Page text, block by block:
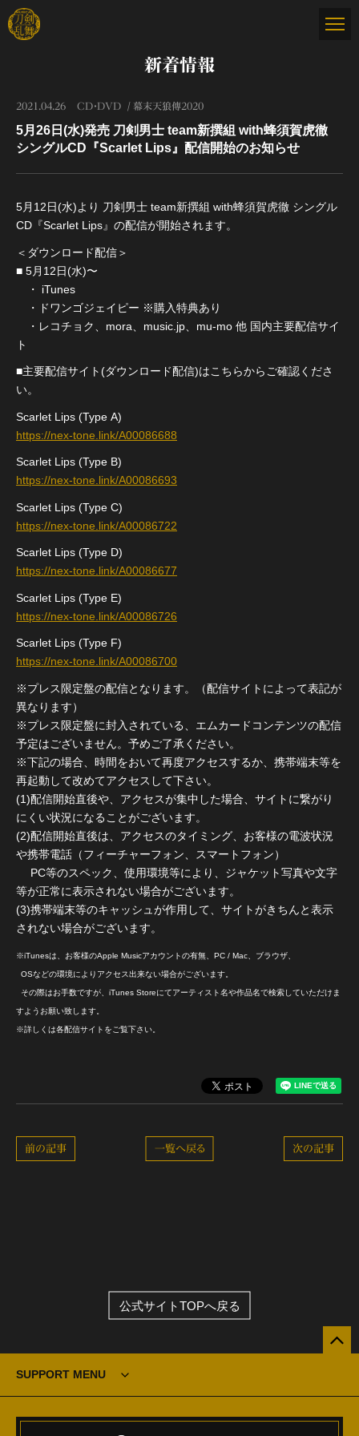
新着情報
2021.04.26 CD・DVD 幕末天狼傳2020
5月26日(水)発売 刀剣男士 team新撰組 with蜂須賀虎徹
シングルCD『Scarlet Lips』配信開始のお知らせ
5月12日(水)より 刀剣男士 team新撰組 with蜂須賀虎徹 シングル
CD『Scarlet Lips』の配信が開始されます。
＜ダウンロード配信＞
■ 5月12日(水)〜
・ iTunes
・ドワンゴジェイピー ※購入特典あり
・レコチョク、mora、music.jp、mu-mo 他 国内主要配信サイ
ト
■主要配信サイト(ダウンロード配信)はこちらからご確認くださ
い。
Scarlet Lips (Type A)
https://nex-tone.link/A00086688
Scarlet Lips (Type B)
https://nex-tone.link/A00086693
Scarlet Lips (Type C)
https://nex-tone.link/A00086722
Scarlet Lips (Type D)
https://nex-tone.link/A00086677
Scarlet Lips (Type E)
https://nex-tone.link/A00086726
Scarlet Lips (Type F)
https://nex-tone.link/A00086700
※プレス限定盤の配信となります。（配信サイトによって表記が
異なります）
※プレス限定盤に封入されている、エムカードコンテンツの配信
予定はございません。予めご了承ください。
※下記の場合、時間をおいて再度アクセスするか、携帯端末等を
再起動して改めてアクセスして下さい。
(1)配信開始直後や、アクセスが集中した場合、サイトに繋がり
にくい状況になることがございます。
(2)配信開始直後は、アクセスのタイミング、お客様の電波状況
や携帯電話（フィーチャーフォン、スマートフォン）
PC等のスペック、使用環境等により、ジャケット写真や文字
等が正常に表示されない場合がございます。
(3)携帯端末等のキャッシュが作用して、サイトがきちんと表示
されない場合がございます。
※iTunesは、お客様のApple Musicアカウントの有無、PC / Mac、ブラウザ、
OSなどの環境によりアクセス出来ない場合がございます。
その際はお手数ですが、iTunes Storeにてアーティスト名や作品名で検索していただけま
すようお願い致します。
※詳しくは各配信サイトをご覧下さい。
次の記事
一覧へ戻る
前の記事
公式サイトTOPへ戻る
SUPPORT MENU